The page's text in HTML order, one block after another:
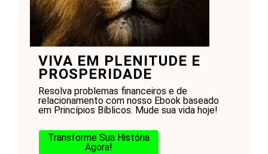
VIVA EM PLENITUDE E
PROSPERIDADE
Resolva problemas financeiros e de
relacionamento com nosso Ebook baseado
em Princípios Bíblicos. Mude sua vida hoje!
Transforme Sua História
Agora!